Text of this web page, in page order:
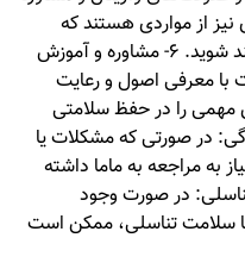
از مواردی هستند که
می‌توانید از کمک ماما در آن‌ها بهره مند شوید. 6- مشاوره و آموزش
با معرفی اصول و رعایت
را در حفظ سلامتی
قاعدگی: در صورتی که مشکلات یا
به مراجعه به ماما داشته
تناسلی: در صورت وجود
سلامت تناسلی، ممکن است